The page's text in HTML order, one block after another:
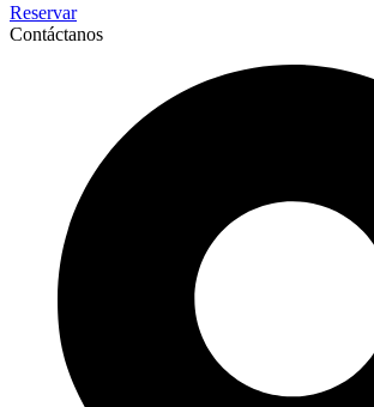
Reservar
Contáctanos